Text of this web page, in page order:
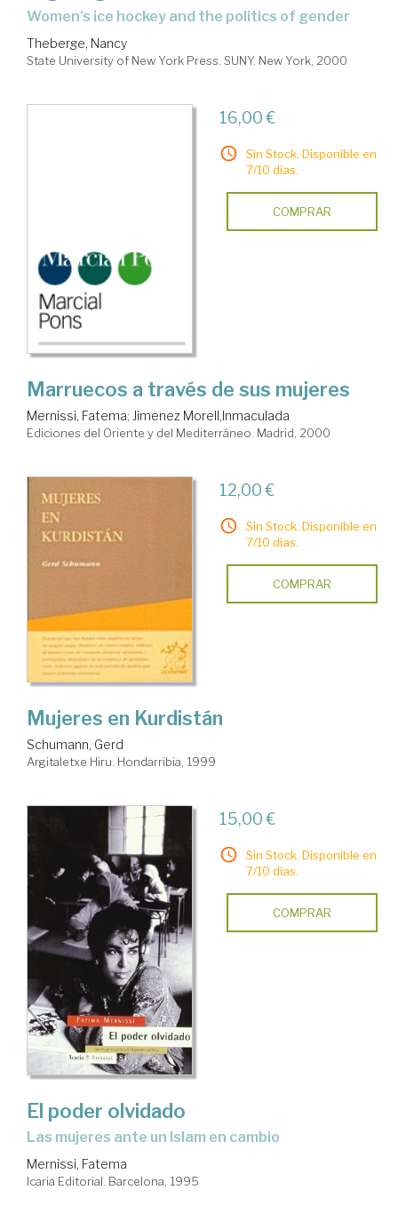
women's ice hockey and the politics of gender
Theberge, Nancy
State University of New York Press. SUNY. New York, 2000
16,00 €
Sin Stock. Disponible en
7/10 días.
COMPRAR
Marruecos a través de sus mujeres
Mernissi, Fatema; Jimenez Morell,Inmaculada
Ediciones del Oriente y del Mediterráneo. Madrid, 2000
12,00 €
Sin Stock. Disponible en
7/10 días.
COMPRAR
Mujeres en Kurdistán
Schumann, Gerd
Argitaletxe Hiru. Hondarribia, 1999
15,00 €
Sin Stock. Disponible en
7/10 días.
COMPRAR
El poder olvidado
las mujeres ante un Islam en cambio
Mernissi, Fatema
Icaria Editorial. Barcelona, 1995